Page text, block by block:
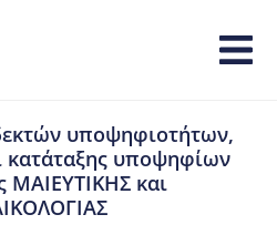
υποψηφιοτήτων,
κατάταξης υποψηφίων
ΜΑΙΕΥΤΙΚΗΣ και